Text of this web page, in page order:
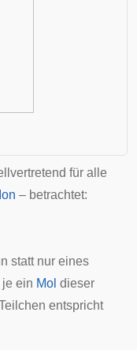
für alle
Ion – betrachtet:
statt nur eines
je ein Mol dieser
entspricht